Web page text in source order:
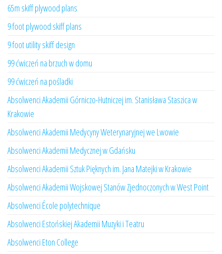
65m skiff plywood plans
9 foot plywood skiff plans
9 foot utility skiff design
99 ćwiczeń na brzuch w domu
99 ćwiczeń na pośladki
Absolwenci Akademii Górniczo-Hutniczej im. Stanisława Staszica w
Krakowie
Absolwenci Akademii Medycyny Weterynaryjnej we Lwowie
Absolwenci Akademii Medycznej w Gdańsku
Absolwenci Akademii Sztuk Pięknych im. Jana Matejki w Krakowie
Absolwenci Akademii Wojskowej Stanów Zjednoczonych w West Point
Absolwenci École polytechnique
Absolwenci Estońskiej Akademii Muzyki i Teatru
Absolwenci Eton College